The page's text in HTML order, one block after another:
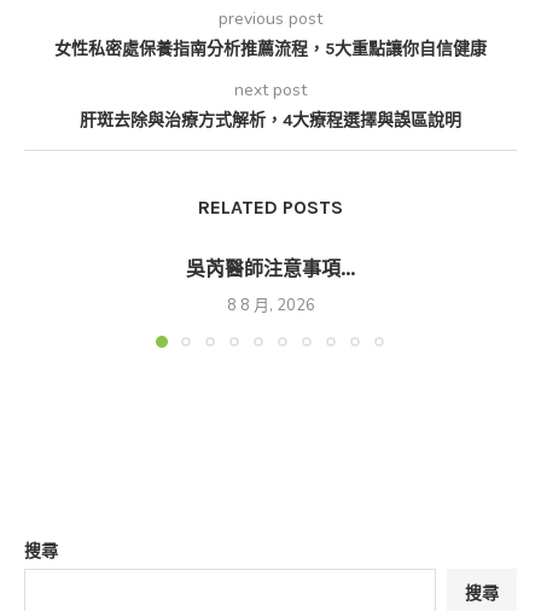
previous post
女性私密處保養指南分析推薦流程，5大重點讓你自信健康
next post
肝斑去除與治療方式解析，4大療程選擇與誤區說明
RELATED POSTS
吳芮醫師注意事項...
8 8 月, 2026
搜尋
搜尋